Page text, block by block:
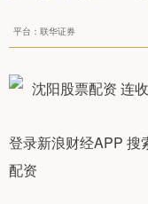
平台：联华证券
登录新浪财经APP 搜
配资